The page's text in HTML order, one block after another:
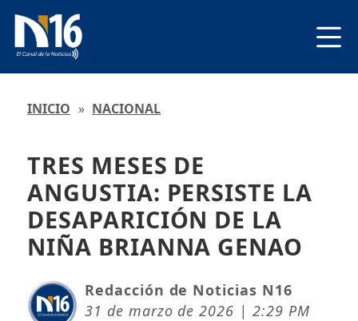
INICIO » NACIONAL
TRES MESES DE
ANGUSTIA: PERSISTE LA
DESAPARICIÓN DE LA
NIÑA BRIANNA GENAO
Redacción de Noticias N16
31 de marzo de 2026 | 2:29 PM